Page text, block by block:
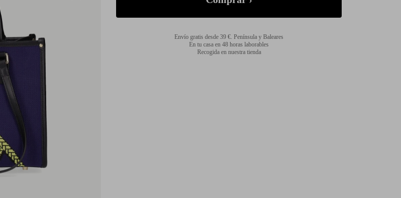
Envío gratis desde 39 €. Península y Baleares
En tu casa en 48 horas laborables
Recogida en nuestra tienda